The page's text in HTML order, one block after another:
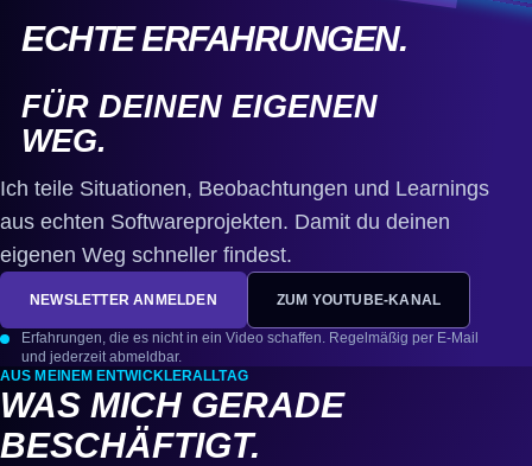
ECHTE ERFAHRUNGEN.
FÜR DEINEN EIGENEN
WEG.
Ich teile Situationen, Beobachtungen und Learnings
aus echten Softwareprojekten. Damit du deinen
eigenen Weg schneller findest.
NEWSLETTER ANMELDEN ZUM YOUTUBE-KANAL
Erfahrungen, die es nicht in ein Video schaffen. Regelmäßig per E-Mail
und jederzeit abmeldbar.
AUS MEINEM ENTWICKLERALLTAG
WAS MICH GERADE
BESCHÄFTIGT.